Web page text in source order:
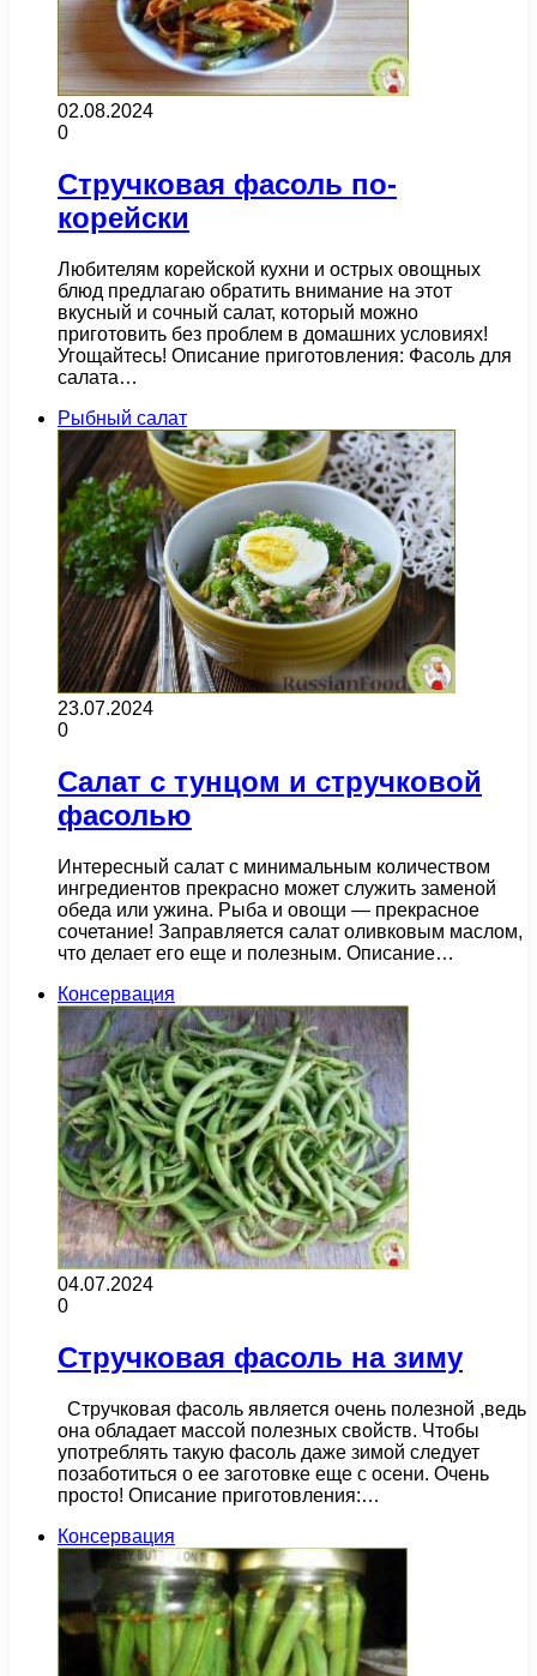
02.08.2024
0
Стручковая фасоль по-
корейски
Любителям корейской кухни и острых овощных
блюд предлагаю обратить внимание на этот
вкусный и сочный салат, который можно
приготовить без проблем в домашних условиях!
Угощайтесь! Описание приготовления: Фасоль для
салата…
Рыбный салат
23.07.2024
0
Салат с тунцом и стручковой
фасолью
Интересный салат с минимальным количеством
ингредиентов прекрасно может служить заменой
обеда или ужина. Рыба и овощи — прекрасное
сочетание! Заправляется салат оливковым маслом,
что делает его еще и полезным. Описание…
Консервация
04.07.2024
0
Стручковая фасоль на зиму
Стручковая фасоль является очень полезной ,ведь
она обладает массой полезных свойств. Чтобы
употреблять такую фасоль даже зимой следует
позаботиться о ее заготовке еще с осени. Очень
просто! Описание приготовления:…
Консервация